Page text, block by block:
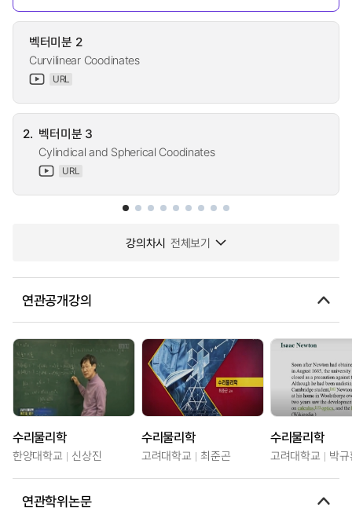
벡터미분 2
Curvilinear Coodinates
URL
2. 벡터미분 3
Cylindical and Spherical Coodinates
URL
강의차시 전체보기
연관공개강의
수리물리학
한양대학교 신상진
수리물리학
고려대학교 최준곤
수리물리학
고려대학교 박
연관학위논문